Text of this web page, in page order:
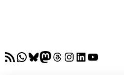
RSS-FeedWhatsApp
Bluesky
Mastodon
Threads
Instagram
LinkedIn
YouTube